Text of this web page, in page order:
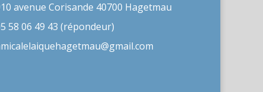
avenue Corisande 40700 Hagetmau
58 06 49 43 (répondeur)